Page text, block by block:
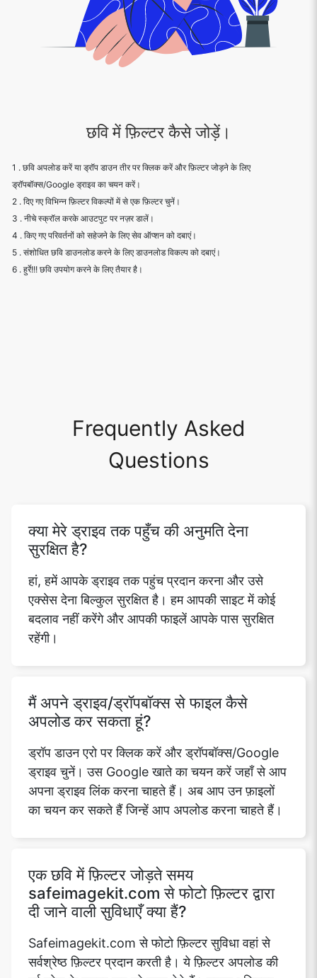
छवि में फ़िल्टर कैसे जोड़ें।
1 . छवि अपलोड करें या ड्रॉप डाउन तीर पर क्लिक करें और फ़िल्टर जोड़ने के लिए
ड्रॉपबॉक्स/Google ड्राइव का चयन करें।
2 . दिए गए विभिन्न फ़िल्टर विकल्पों में से एक फ़िल्टर चुनें।
3 . नीचे स्क्रॉल करके आउटपुट पर नज़र डालें।
4 . किए गए परिवर्तनों को सहेजने के लिए सेव ऑप्शन को दबाएं।
5 . संशोधित छवि डाउनलोड करने के लिए डाउनलोड विकल्प को दबाएं।
6 . हुर्रे!!! छवि उपयोग करने के लिए तैयार है।
Frequently Asked
Questions
क्या मेरे ड्राइव तक पहुँच की अनुमति देना
सुरक्षित है?
हां, हमें आपके ड्राइव तक पहुंच प्रदान करना और उसे
एक्सेस देना बिल्कुल सुरक्षित है। हम आपकी साइट में कोई
बदलाव नहीं करेंगे और आपकी फाइलें आपके पास सुरक्षित
रहेंगी।
मैं अपने ड्राइव/ड्रॉपबॉक्स से फाइल कैसे
अपलोड कर सकता हूं?
ड्रॉप डाउन एरो पर क्लिक करें और ड्रॉपबॉक्स/Google
ड्राइव चुनें। उस Google खाते का चयन करें जहाँ से आप
अपना ड्राइव लिंक करना चाहते हैं। अब आप उन फ़ाइलों
का चयन कर सकते हैं जिन्हें आप अपलोड करना चाहते हैं।
एक छवि में फ़िल्टर जोड़ते समय
safeimagekit.com से फोटो फ़िल्टर द्वारा
दी जाने वाली सुविधाएँ क्या हैं?
Safeimagekit.com से फोटो फ़िल्टर सुविधा वहां से
सर्वश्रेष्ठ फ़िल्टर प्रदान करती है। ये फ़िल्टर अपलोड की